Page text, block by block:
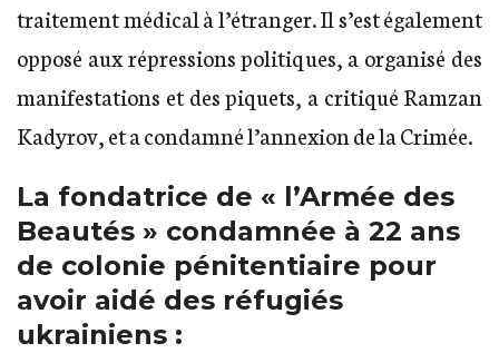
traitement médical à l’étranger. Il s’est également
opposé aux répressions politiques, a organisé des
manifestations et des piquets, a critiqué Ramzan
Kadyrov, et a condamné l’annexion de la Crimée.
La fondatrice de « l’Armée des
Beautés » condamnée à 22 ans
de colonie pénitentiaire pour
avoir aidé des réfugiés
ukrainiens :